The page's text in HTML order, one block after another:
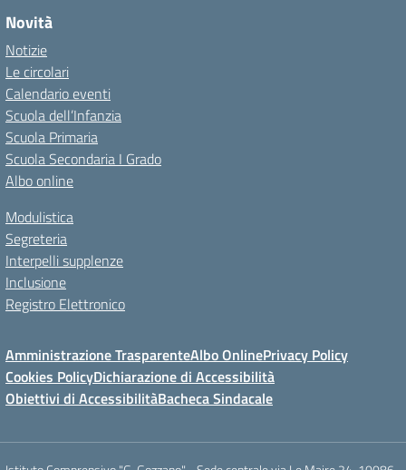
Novità
Notizie
Le circolari
Calendario eventi
Scuola dell’Infanzia
Scuola Primaria
Scuola Secondaria I Grado
Albo online
Modulistica
Segreteria
Interpelli supplenze
Inclusione
Registro Elettronico
Amministrazione TrasparenteAlbo OnlinePrivacy Policy
Cookies PolicyDichiarazione di Accessibilità
Obiettivi di AccessibilitàBacheca Sindacale